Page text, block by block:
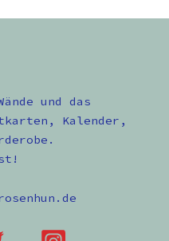
und das
Kalender,